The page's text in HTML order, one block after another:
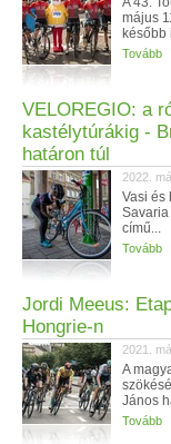
május
később
Tovább
VELOREGIO: a
kastélytúrákig -
határon túl
2022.
Vasi és
Savaria
című...
Tovább
Jordi Meeus:
Hongrie-n
2021.
A
János
Tovább